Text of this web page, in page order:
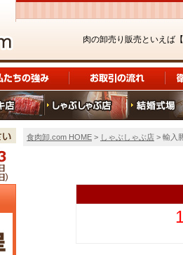
肉の卸売り販売といえば【
食肉卸.com HOME > しゃぶしゃぶ店 > 輸入